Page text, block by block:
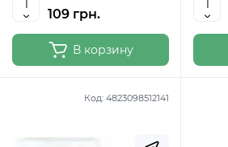
109 грн.
В корзину
Код: 4823098512141